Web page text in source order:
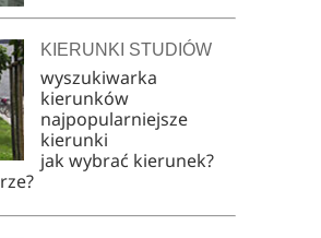
KIERUNKI STUDIÓW
wyszukiwarka
kierunków
najpopularniejsze
kierunki
jak wybrać kierunek?